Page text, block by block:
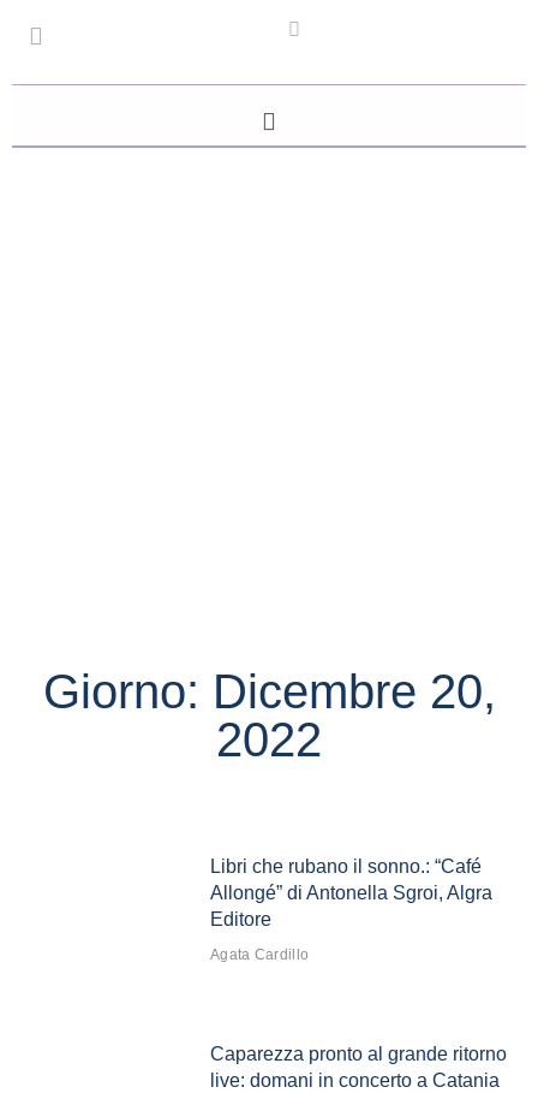
Giorno: Dicembre 20,
2022
Libri che rubano il sonno.: “Café
Allongé” di Antonella Sgroi, Algra
Editore
Agata Cardillo
Caparezza pronto al grande ritorno
live: domani in concerto a Catania